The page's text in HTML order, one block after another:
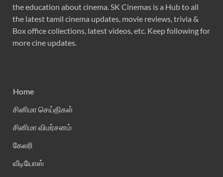
the education about cinema. SK Cinemas is a Hub to all
the latest tamil cinema updates, movie reviews, trivia &
Box office collections, latest videos, etc. Keep following for
more cine updates.
Home
சினிமா செய்திகள்
சினிமா விமர்சனம்
கேலரி
வீடியோஸ்